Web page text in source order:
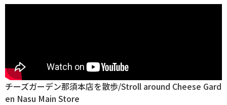
店内は広々としており、奥の方はカフェスペースになっ
チーズガーデン那須本店を散歩/Stroll around Cheese Gard
en Nasu Main Store